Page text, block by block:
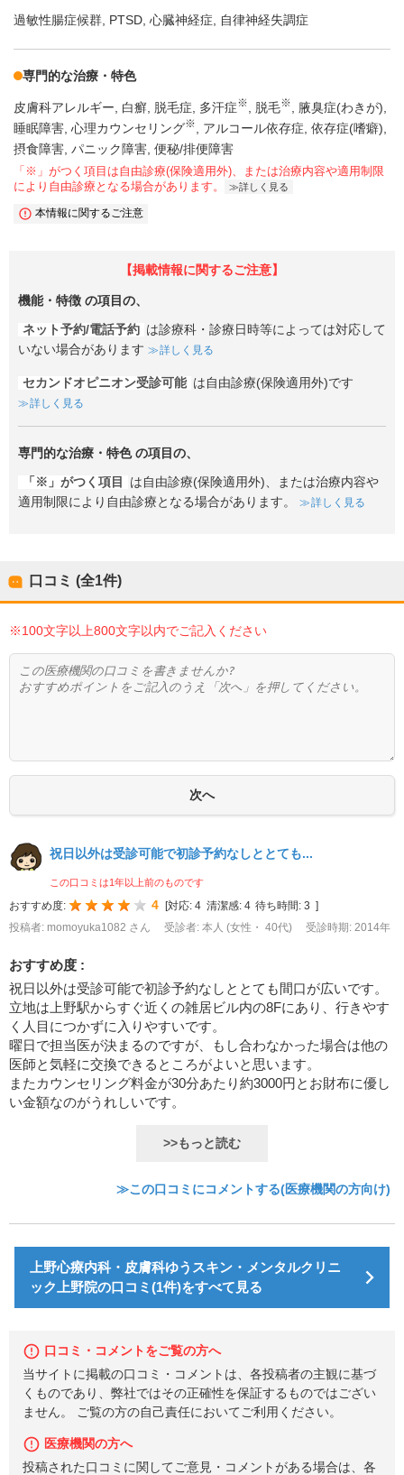
過敏性腸症候群 PTSD 心臓神経症 自律神経失調症
専門的な治療・特色
皮膚科アレルギー 白癬 脱毛症 多汗症※ 脱毛※
腋臭症(わきが)
睡眠障害 心理カウンセリング※ アルコール依存症 依存症(嗜癖)
摂食障害 パニック障害 便秘/排便障害
「※」がつく項目は自由診療(保険適用外)、または治療内容や適用制限
により自由診療となる場合があります。
詳しく見る
本情報に関するご注意
【掲載情報に関するご注意】
機能・特徴 の項目の、
ネット予約/電話予約 は診療科・診療日時等によっては対応して
いない場合があります
詳しく見る
セカンドオピニオン受診可能 は自由診療(保険適用外)です
詳しく見る
専門的な治療・特色の項目の、
「※」がつく項目
は自由診療(保険適用外)、または治療内容や
適用制限により自由診療となる場合があります。
詳しく見る
口コミ (全1件)
※100文字以上800文字以内でご記入ください
祝日以外は受診可能で初診予約なしととても...
この口コミは1年以上前のものです
おすすめ度: 4 対応: 4 清潔感: 4 待ち時間: 3
投稿者: momoyuka1082 さん
受診者: 本人 (女性・ 40代) 受診時期: 2014年
おすすめ度 :
祝日以外は受診可能で初診予約なしととても間口が広いです。
立地は上野駅からすぐ近くの雑居ビル内の8Fにあり、行きやす
く人目につかずに入りやすいです。
曜日で担当医が決まるのですが、もし合わなかった場合は他の
医師と気軽に交換できるところがよいと思います。
またカウンセリング料金が30分あたり約3000円とお財布に優し
い金額なのがうれしいです。
>>もっと読む
≫この口コミにコメントする(医療機関の方向け)
上野心療内科・皮膚科ゆうスキン・メンタルクリニ
ック上野院の口コミ(1件)をすべて見る
口コミ・コメントをご覧の方へ
当サイトに掲載の口コミ・コメントは、各投稿者の主観に基づ
くものであり、弊社ではその正確性を保証するものではござい
ません。 ご覧の方の自己責任においてご利用ください。
医療機関の方へ
投稿された口コミに関してご意見・コメントがある場合は、各